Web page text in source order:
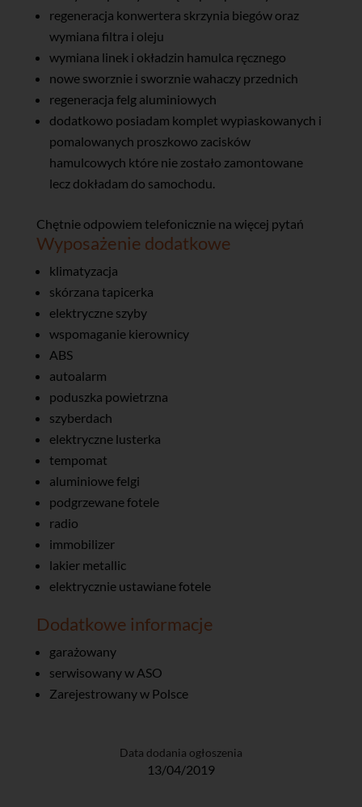
regeneracja konwertera skrzynia biegów oraz
wymiana filtra i oleju
wymiana linek i okładzin hamulca ręcznego
nowe sworznie i sworznie wahaczy przednich
regeneracja felg aluminiowych
dodatkowo posiadam komplet wypiaskowanych i
pomalowanych proszkowo zacisków
hamulcowych które nie zostało zamontowane
lecz dokładam do samochodu.
Chętnie odpowiem telefonicznie na więcej pytań
Wyposażenie dodatkowe
klimatyzacja
skórzana tapicerka
elektryczne szyby
wspomaganie kierownicy
ABS
autoalarm
poduszka powietrzna
szyberdach
elektryczne lusterka
tempomat
aluminiowe felgi
podgrzewane fotele
radio
immobilizer
lakier metallic
elektrycznie ustawiane fotele
Dodatkowe informacje
garażowany
serwisowany w ASO
Zarejestrowany w Polsce
Data dodania ogłoszenia
13/04/2019